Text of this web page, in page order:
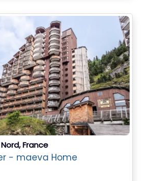
France
- maeva Home